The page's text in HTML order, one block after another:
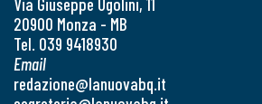
20900 Monza - MB
Tel. 039 9418930
Email
redazione@lanuovabq.it